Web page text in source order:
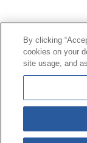
Línea
© Mutua
Política
By clicking
cookies on your
site usage, and